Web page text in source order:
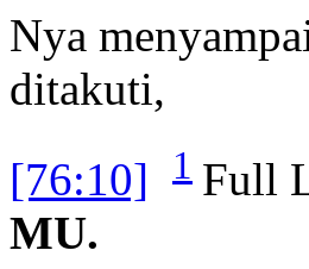
Nya
ditakuti,
[76:10]
1 Full
MU.